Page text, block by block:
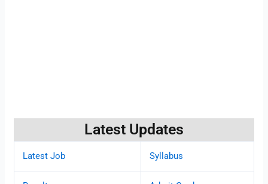
Latest Updates
Latest Job Syllabus